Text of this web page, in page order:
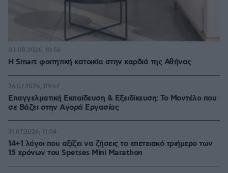
Η Smart φοιτητική κατοικία στην καρδιά της Αθήνας
03.08.2026, 10:56
Επαγγελματική Εκπαίδευση & Εξειδίκευση: Το Mοντέλο που
σε Bάζει στην Aγορά Eργασίας
26.07.2026, 09:54
14+1 λόγοι που αξίζει να ζήσεις το επετειακό τριήμερο των
15 χρόνων του Spetses Mini Marathon
31.07.2026, 11:04